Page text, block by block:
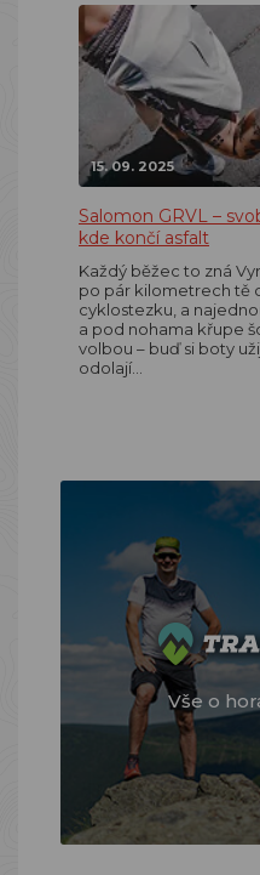
15. 09. 2025
Salomon GRVL –
kde končí asfalt
Každý běžec to zná
po pár kilometrech tě
cyklostezku, a
a pod nohama křupe
volbou – buď si boty
odolají…
Vše o